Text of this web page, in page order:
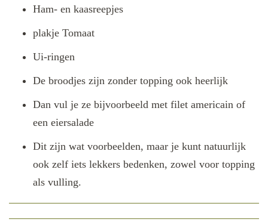
Ham- en kaasreepjes
plakje Tomaat
Ui-ringen
De broodjes zijn zonder topping ook heerlijk
Dan vul je ze bijvoorbeeld met filet americain of
een eiersalade
Dit zijn wat voorbeelden, maar je kunt natuurlijk
ook zelf iets lekkers bedenken, zowel voor topping
als vulling.